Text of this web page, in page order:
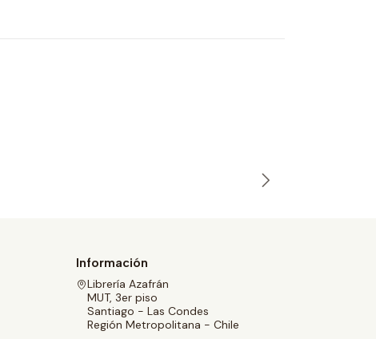
Información
Librería Azafrán
MUT, 3er piso
Santiago - Las Condes
Región Metropolitana - Chile